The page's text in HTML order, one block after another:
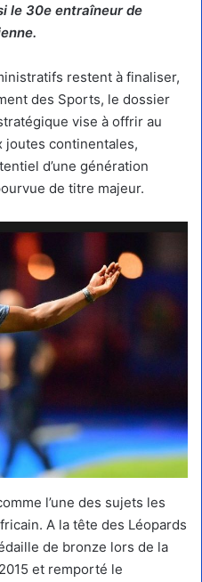
le 30e entraîneur de
restent à finaliser,
des Sports, le dossier
vise à offrir au
joutes continentales,
d’une génération
de titre majeur.
l’une des sujets les
A la tête des Léopards
de bronze lors de la
et remporté le